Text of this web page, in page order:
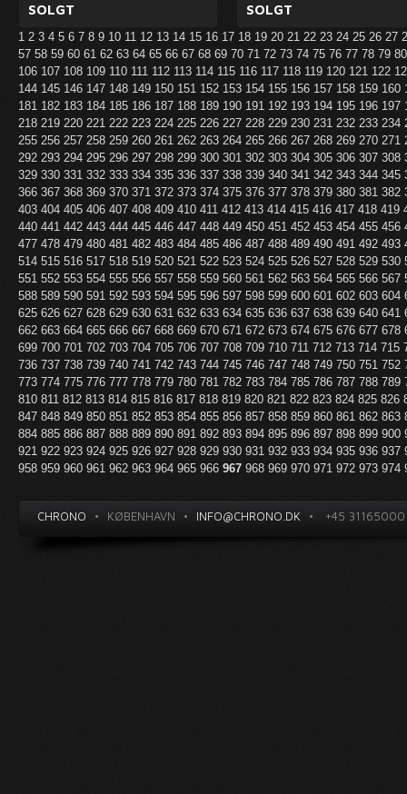
SOLGT SOLGT
1 2 3 4 5 6 7 8 9 10 11 12 13 14 15 16 17 18 19 20 21 22 23 24 25 26 27
57 58 59 60 61 62 63 64 65 66 67 68 69 70 71 72 73 74 75 76 77 78 79
106 107 108 109 110 111 112 113 114 115 116 117 118 119 120 121 122
144 145 146 147 148 149 150 151 152 153 154 155 156 157 158 159 160
181 182 183 184 185 186 187 188 189 190 191 192 193 194 195 196 197
218 219 220 221 222 223 224 225 226 227 228 229 230 231 232 233 234
255 256 257 258 259 260 261 262 263 264 265 266 267 268 269 270 271
292 293 294 295 296 297 298 299 300 301 302 303 304 305 306 307 308
329 330 331 332 333 334 335 336 337 338 339 340 341 342 343 344 345
366 367 368 369 370 371 372 373 374 375 376 377 378 379 380 381 382
403 404 405 406 407 408 409 410 411 412 413 414 415 416 417 418 419
440 441 442 443 444 445 446 447 448 449 450 451 452 453 454 455 456
477 478 479 480 481 482 483 484 485 486 487 488 489 490 491 492 493
514 515 516 517 518 519 520 521 522 523 524 525 526 527 528 529 530
551 552 553 554 555 556 557 558 559 560 561 562 563 564 565 566 567
588 589 590 591 592 593 594 595 596 597 598 599 600 601 602 603 604
625 626 627 628 629 630 631 632 633 634 635 636 637 638 639 640 641
662 663 664 665 666 667 668 669 670 671 672 673 674 675 676 677 678
699 700 701 702 703 704 705 706 707 708 709 710 711 712 713 714 715
736 737 738 739 740 741 742 743 744 745 746 747 748 749 750 751 752
773 774 775 776 777 778 779 780 781 782 783 784 785 786 787 788 789
810 811 812 813 814 815 816 817 818 819 820 821 822 823 824 825 826
847 848 849 850 851 852 853 854 855 856 857 858 859 860 861 862 863
884 885 886 887 888 889 890 891 892 893 894 895 896 897 898 899 900
921 922 923 924 925 926 927 928 929 930 931 932 933 934 935 936 937
958 959 960 961 962 963 964 965 966 967 968 969 970 971 972 973 974
CHRONO • KØBENHAVN • INFO@CHRONO.DK • +45 31165000